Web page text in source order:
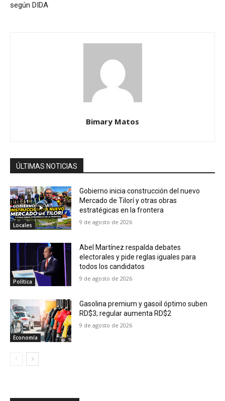
según DIDA
Bimary Matos
ÚLTIMAS NOTICIAS
Locales
Gobierno inicia construcción del nuevo
Mercado de Tilorí y otras obras
estratégicas en la frontera
9 de agosto de 2026
Política
Abel Martínez respalda debates
electorales y pide reglas iguales para
todos los candidatos
9 de agosto de 2026
Economía
Gasolina premium y gasoil óptimo suben
RD$3; regular aumenta RD$2
9 de agosto de 2026